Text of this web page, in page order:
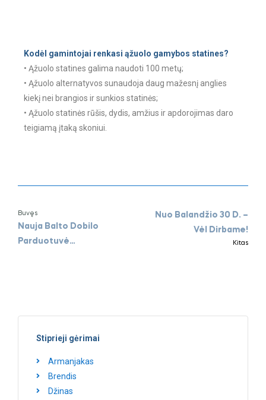
Kodėl gamintojai renkasi ąžuolo gamybos statines?
• Ąžuolo statines galima naudoti 100 metų;
• Ąžuolo alternatyvos sunaudoja daug mažesnį anglies
kiekį nei brangios ir sunkios statinės;
• Ąžuolo statinės rūšis, dydis, amžius ir apdorojimas daro
teigiamą įtaką skoniui.
Buvęs
Nauja Balto Dobilo
Parduotuvė
Kitas
Nuo Balandžio 30 D. –
Vėl Dirbame!
Stiprieji gėrimai
Armanjakas
Brendis
Džinas